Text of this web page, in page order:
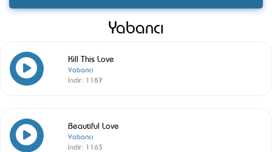
Yabancı
Kill This Love
Yabancı
İndir: 1187
Beautiful Love
Yabancı
İndir: 1163